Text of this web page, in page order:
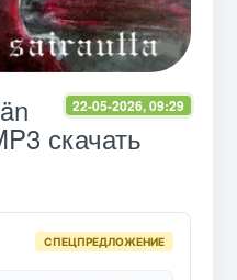
22-05-2026, 09:29
скачать
СПЕЦПРЕДЛОЖЕНИЕ